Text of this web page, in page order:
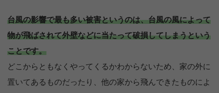
台風の影響で最も多い被害というのは、台風の風によって
物が飛ばされて外壁などに当たって破損してしまうという
ことです。
どこからともなくやってくるかわからないため、家の外に
置いてあるものだったり、他の家から飛んできたものによ